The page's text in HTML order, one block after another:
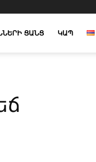
ՑԱՆՑ ԿԱՊ